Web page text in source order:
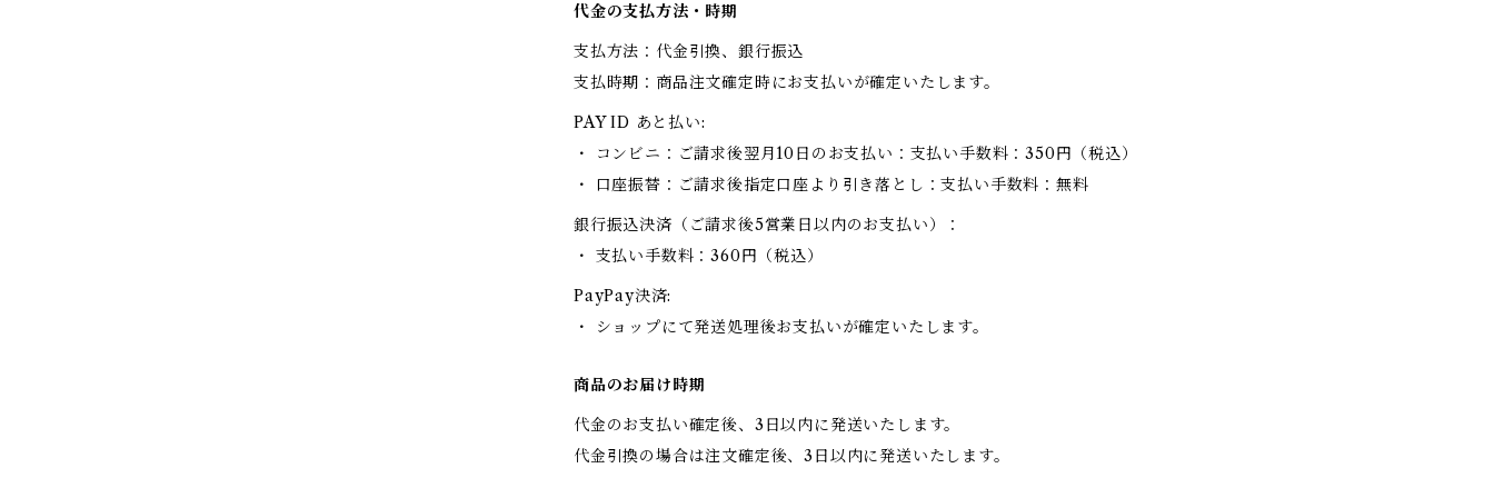
代金の支払方法・時期
支払方法：代金引換、銀行振込
支払時期：商品注文確定時にお支払いが確定いたします。
PAY ID あと払い:
・ コンビニ：ご請求後翌月10日のお支払い：支払い手数料：350円（税込）
・ 口座振替：ご請求後指定口座より引き落とし：支払い手数料：無料
銀行振込決済（ご請求後5営業日以内のお支払い）：
・ 支払い手数料：360円（税込）
PayPay決済:
・ ショップにて発送処理後お支払いが確定いたします。
商品のお届け時期
代金のお支払い確定後、3日以内に発送いたします。
代金引換の場合は注文確定後、3日以内に発送いたします。